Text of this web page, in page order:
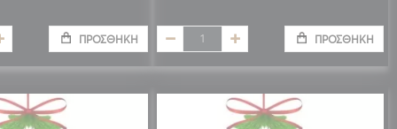
ΠΡΟΣΘΉΚΗ ΠΡΟΣΘΉΚΗ